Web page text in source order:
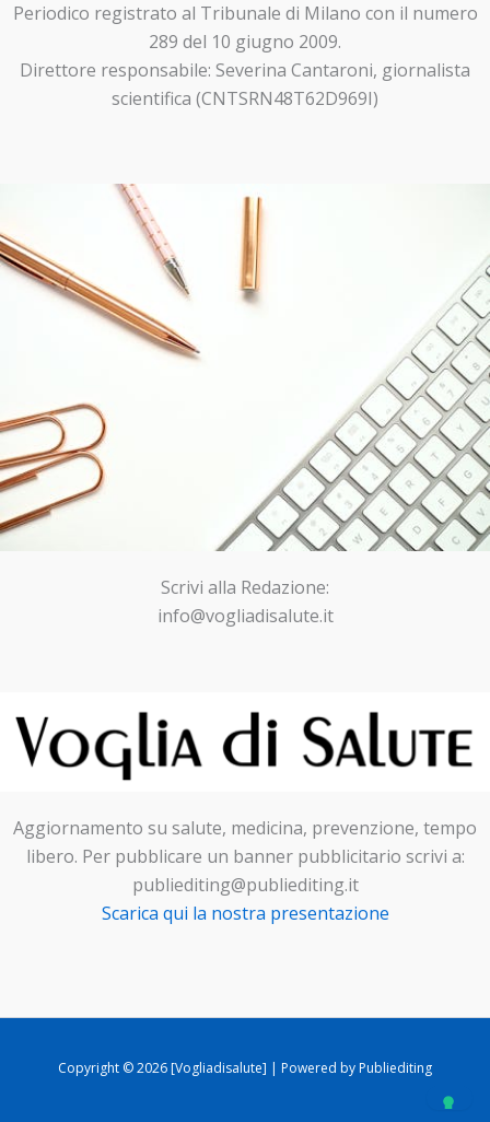
Periodico registrato al Tribunale di Milano con il numero
289 del 10 giugno 2009.
Direttore responsabile: Severina Cantaroni, giornalista
scientifica (CNTSRN48T62D969I)
Scrivi alla Redazione:
info@vogliadisalute.it
Aggiornamento su salute, medicina, prevenzione, tempo
libero. Per pubblicare un banner pubblicitario scrivi a:
publiediting@publiediting.it
Scarica qui la nostra presentazione
Copyright © 2026 [Vogliadisalute] | Powered by Publiediting